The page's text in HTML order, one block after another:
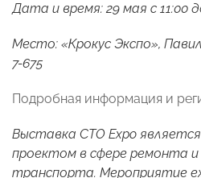
Дата и время: 29 мая с 11:00
Место: «Крокус Экспо»,
7-675
Подробная информация и
Выставка СТO Expo
проектом в сфере ремонта и
транспорта. Мероприятие